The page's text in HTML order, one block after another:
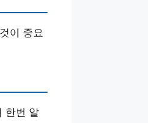
이 중요
한번 알